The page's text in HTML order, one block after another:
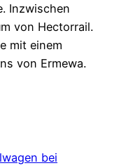
Inzwischen
von Hectorrail.
mit einem
von Ermewa.